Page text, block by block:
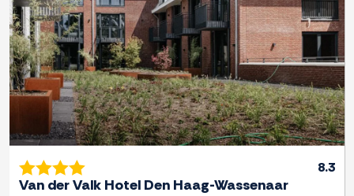
8.3
Van der Valk Hotel Den Haag-Wassenaar